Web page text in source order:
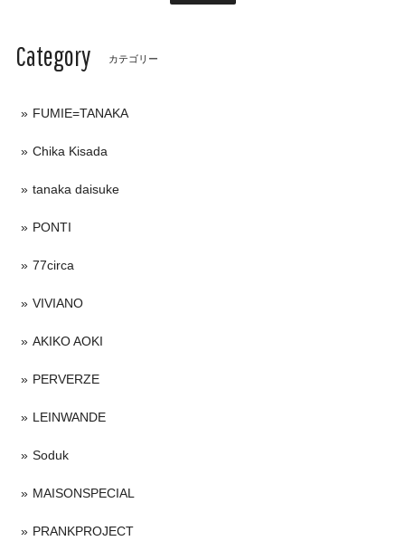
Category カテゴリー
FUMIE=TANAKA
Chika Kisada
tanaka daisuke
PONTI
77circa
VIVIANO
AKIKO AOKI
PERVERZE
LEINWANDE
Soduk
MAISONSPECIAL
PRANKPROJECT